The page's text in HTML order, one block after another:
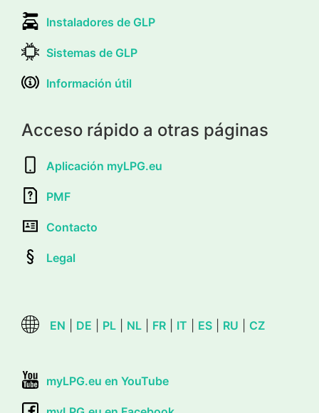
Instaladores de GLP
Sistemas de GLP
Información útil
Acceso rápido a otras páginas
Aplicación myLPG.eu
PMF
Contacto
Legal
EN DE PL NL FR IT ES RU CZ
myLPG.eu en YouTube